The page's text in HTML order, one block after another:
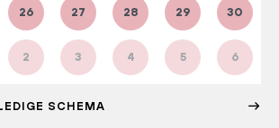
26 27 28 29 30
2 3 4 5 6
SCHEMA